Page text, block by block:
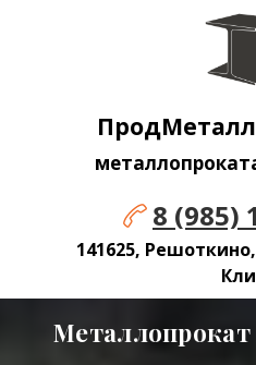
ПродМеталл
8 (985)
141625,